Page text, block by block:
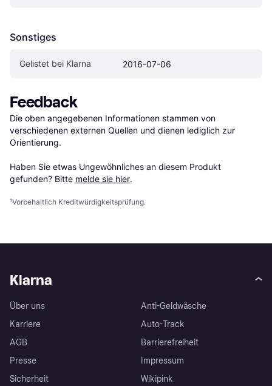
Sonstiges
Gelistet bei Klarna 2016-07-06
Feedback
Die oben angegebenen Informationen stammen von
verschiedenen externen Quellen und dienen lediglich zur
Orientierung.
Haben Sie etwas Ungewöhnliches an diesem Produkt
gefunden? Bitte melde sie hier.
¹Vorbehaltlich Kreditwürdigkeitsprüfung.
Klarna
Über uns
Karriere
AGB
Presse
Sicherheit
Anti-Geldwäsche
Auto-Track
Barrierefreiheit
Impressum
Wikipink